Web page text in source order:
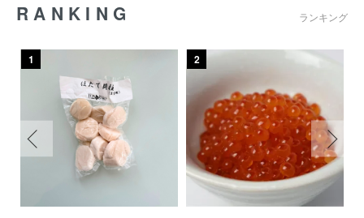
RANKING ランキング
1 2